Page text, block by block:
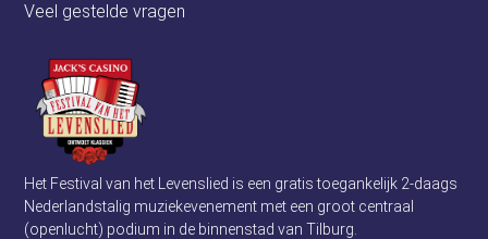
Het Festival van het Levenslied is een gratis toegankelijk 2-daags
Nederlandstalig muziekevenement met een groot centraal
(openlucht) podium in de binnenstad van Tilburg.
Veel gestelde vragen